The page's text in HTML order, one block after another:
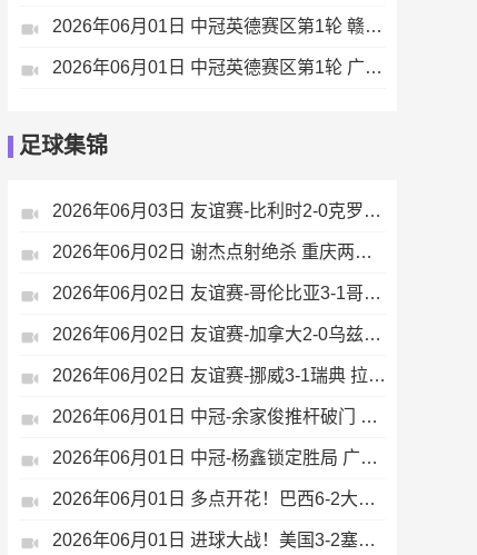
2026年06月01日 中冠英德赛区第1轮 赣州红星 VS 盐城东台安贝斯 全场录像
2026年06月01日 中冠英德赛区第1轮 广州黄埔志诚 VS 广东晨星创尔特 全场录像
足球集锦
2026年06月03日 友谊赛-比利时2-0克罗地亚 蒂莱曼斯推射破门卢卡库单刀建功
2026年06月02日 谢杰点射绝杀 重庆两江瀚达1-0贵州飞鹰
2026年06月02日 友谊赛-哥伦比亚3-1哥斯达黎加 迪亚斯5分钟传射 J罗精彩助攻
2026年06月02日 友谊赛-加拿大2-0乌兹别克斯坦 肖穆罗多夫失单刀 奥卢瓦塞伊两助
2026年06月02日 友谊赛-挪威3-1瑞典 拉森双响莱尔森两助攻伊萨克替补破门
2026年06月01日 中冠-余家俊推杆破门 赣州红星1-1盐城东台安贝斯
2026年06月01日 中冠-杨鑫锁定胜局 广州黄埔志诚1-3广东晨星创尔特
2026年06月01日 多点开花！巴西6-2大胜巴拿马 维尼修斯卡塞米罗伊戈尔帕奎塔传射
2026年06月01日 进球大战！美国3-2塞内加尔 普利西奇传射马内双响巴洛贡破门